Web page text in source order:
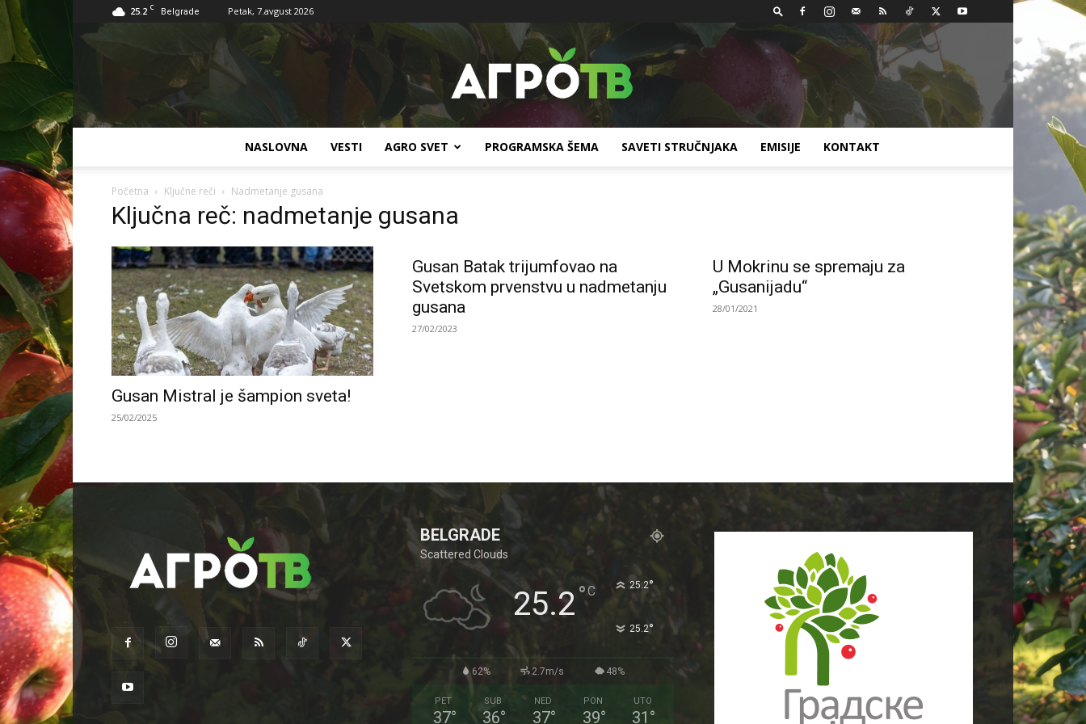
25.2 C Belgrade Petak, 7.avgust 2026
TV
NASLOVNA VESTI AGRO SVET PROGRAMSKA ŠEMA SAVETI STRUČNJAKA EMISIJE KONTAKT
Početna Ključne reči Nadmetanje gusana
Ključna reč: nadmetanje gusana
Gusan Mistral je šampion sveta!
25/02/2025
Gusan Batak trijumfovao na
Svetskom prvenstvu u nadmetanju
gusana
27/02/2023
U Mokrinu se spremaju za
„Gusanijadu“
28/01/2021
BELGRADE
Scattered Clouds
25.2°C 25.2°
25.2°
62% 2.7m/s 48%
PET
37°
SUB
36°
NED
37°
PON
39°
UTO
31 °